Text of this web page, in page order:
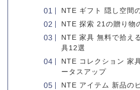
NTE ギフト 隠し空間
NTE 探索 21の贈り物
NTE 家具 無料で拾え
具12選
NTE コレクション 家
ータスアップ
NTE アイテム 新品の